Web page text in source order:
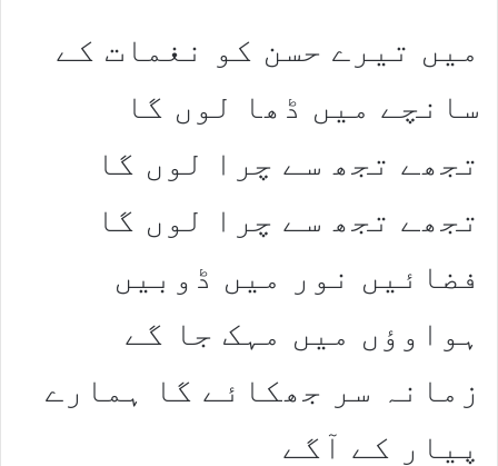
میں تیرے حسن کو نغمات کے
سانچے میں ڈھا لوں گا
تجھے تجھ سے چرا لوں گا
تجھے تجھ سے چرا لوں گا
فضائیں نور میں ڈوبیں
ہواوؤں میں مہک جا گے
زمانہ سر جھکائے گا ہمارے
پیار کے آگے